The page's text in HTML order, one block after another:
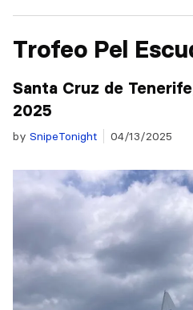
Trofeo Pel
Santa Cruz de
2025
by SnipeTonight 04/13/2025